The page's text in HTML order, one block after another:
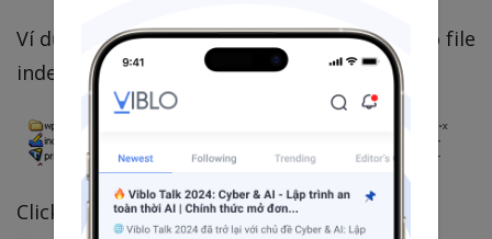
Ví dụ như bạn muốn thay đổi permission cho file
index.php
Click chuột phải vào index.php và chọn
File